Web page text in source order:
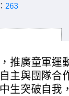
263
推廣童軍運
主與團隊合
生突破自我